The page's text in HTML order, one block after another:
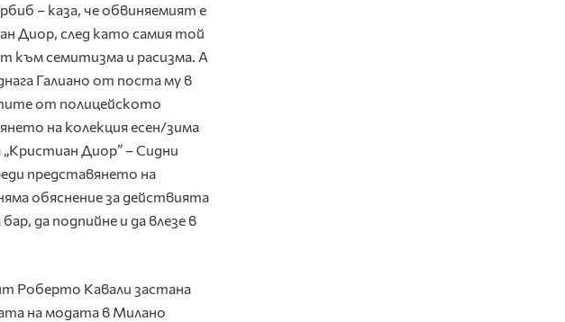
– каза, че обвиняемият е
Диор, след като самия той
към семитизма и расизма. А
Галиано от поста му в
от полицейското
на колекция есен/зима
Диор” – Сидни
представянето на
обяснение за действията
да подпийне и да влезе в
Роберто Кавали застана
на модата в Милано